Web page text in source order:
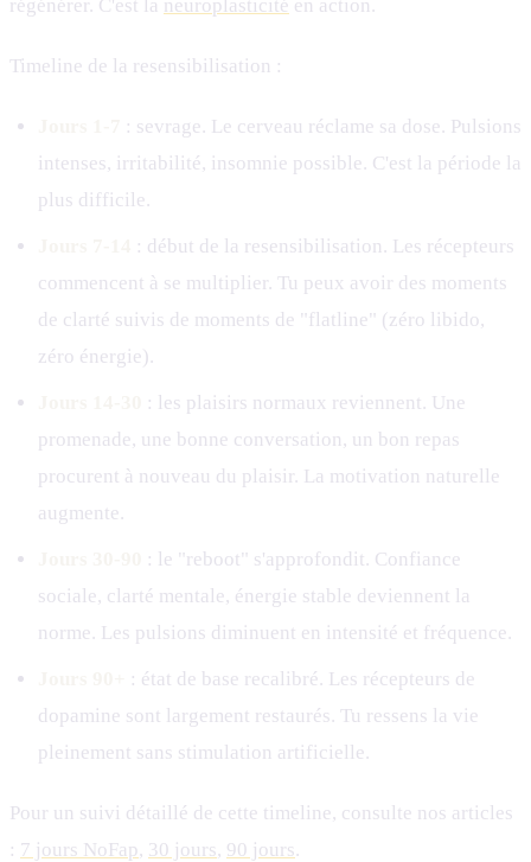
régénérer. C'est la neuroplasticité en action.
Timeline de la resensibilisation :
: sevrage. Le cerveau réclame sa dose. Pulsions
intenses, irritabilité, insomnie possible. C'est la période la
plus difficile.
: début de la resensibilisation. Les récepteurs
commencent à se multiplier. Tu peux avoir des moments
de clarté suivis de moments de "flatline" (zéro libido,
zéro énergie).
: les plaisirs normaux reviennent. Une
promenade, une bonne conversation, un bon repas
procurent à nouveau du plaisir. La motivation naturelle
augmente.
: le "reboot" s'approfondit. Confiance
sociale, clarté mentale, énergie stable deviennent la
norme. Les pulsions diminuent en intensité et fréquence.
: état de base recalibré. Les récepteurs de
dopamine sont largement restaurés. Tu ressens la vie
pleinement sans stimulation artificielle.
Pour un suivi détaillé de cette timeline, consulte nos articles
: 7 jours NoFap, 30 jours, 90 jours.